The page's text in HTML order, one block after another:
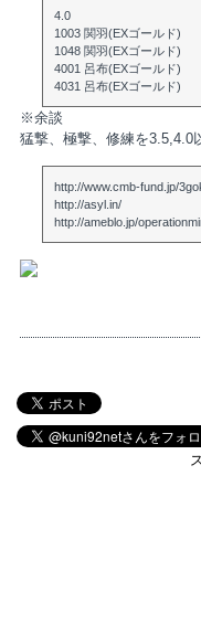
4.0
1003 関羽(EXゴールド)
1048 関羽(EXゴールド)
4001 呂布(EXゴールド)
4031 呂布(EXゴールド)
※余談
猛撃、極撃、修練を3.5,4.0
http://www.cmb-fund.jp/
http://asyl.in/
http://ameblo.jp/